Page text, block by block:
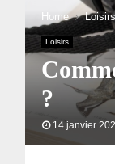
Home Loisirs
Loisirs
?
14 janvier